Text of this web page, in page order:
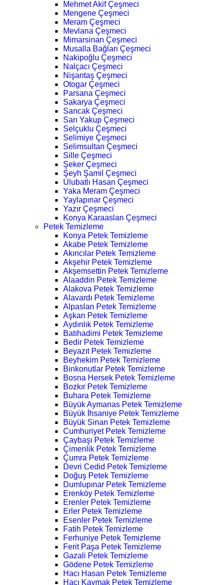
Mehmet Akif Çeşmeci
Mengene Çeşmeci
Meram Çeşmeci
Mevlana Çeşmeci
Mimarsinan Çeşmeci
Musalla Bağları Çeşmeci
Nakipoğlu Çeşmeci
Nalçacı Çeşmeci
Nişantaş Çeşmeci
Otogar Çeşmeci
Parsana Çeşmeci
Sakarya Çeşmeci
Sancak Çeşmeci
Sarı Yakup Çeşmeci
Selçuklu Çeşmeci
Selimiye Çeşmeci
Selimsultan Çeşmeci
Sille Çeşmeci
Şeker Çeşmeci
Şeyh Şamil Çeşmeci
Ulubatlı Hasan Çeşmeci
Yaka Meram Çeşmeci
Yaylapınar Çeşmeci
Yazır Çeşmeci
Konya Karaaslan Çeşmeci
Petek Temizleme
Konya Petek Temizleme
Akabe Petek Temizleme
Akıncılar Petek Temizleme
Akşehir Petek Temizleme
Akşemsettin Petek Temizleme
Alaaddin Petek Temizleme
Alakova Petek Temizleme
Alavardı Petek Temizleme
Alpaslan Petek Temizleme
Aşkan Petek Temizleme
Aydınlık Petek Temizleme
Batıhadimi Petek Temizleme
Bedir Petek Temizleme
Beyazıt Petek Temizleme
Beyhekim Petek Temizleme
Binkonutlar Petek Temizleme
Bosna Hersek Petek Temizleme
Bozkır Petek Temizleme
Buhara Petek Temizleme
Büyük Aymanas Petek Temizleme
Büyük İhsaniye Petek Temizleme
Büyük Sinan Petek Temizleme
Cumhuriyet Petek Temizleme
Çaybaşı Petek Temizleme
Çimenlik Petek Temizleme
Çumra Petek Temizleme
Devri Cedid Petek Temizleme
Doğuş Petek Temizleme
Dumlupınar Petek Temizleme
Erenköy Petek Temizleme
Erenler Petek Temizleme
Erler Petek Temizleme
Esenler Petek Temizleme
Fatih Petek Temizleme
Ferhuniye Petek Temizleme
Ferit Paşa Petek Temizleme
Gazali Petek Temizleme
Gödene Petek Temizleme
Hacı Hasan Petek Temizleme
Hacı Kaymak Petek Temizleme